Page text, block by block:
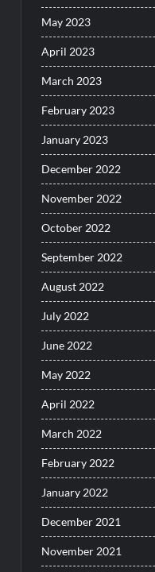
May 2023
April 2023
March 2023
February 2023
January 2023
December 2022
November 2022
October 2022
September 2022
August 2022
July 2022
June 2022
May 2022
April 2022
March 2022
February 2022
January 2022
December 2021
November 2021